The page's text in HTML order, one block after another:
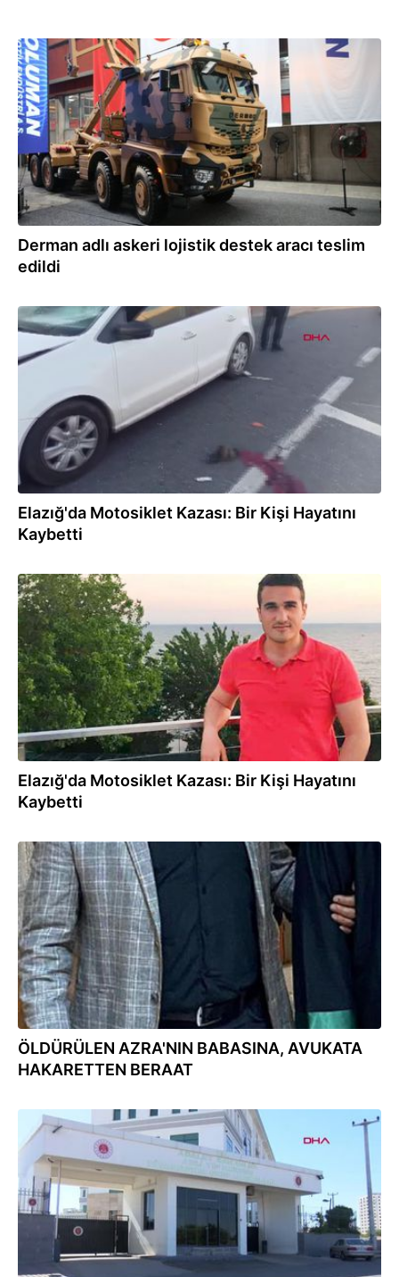
27.10.2023
Derman adlı askeri lojistik destek aracı teslim
edildi
25.07.2023
Elazığ'da Motosiklet Kazası: Bir Kişi Hayatını
Kaybetti
25.07.2023
Elazığ'da Motosiklet Kazası: Bir Kişi Hayatını
Kaybetti
19.12.2022
ÖLDÜRÜLEN AZRA'NIN BABASINA, AVUKATA
HAKARETTEN BERAAT
30.09.2022